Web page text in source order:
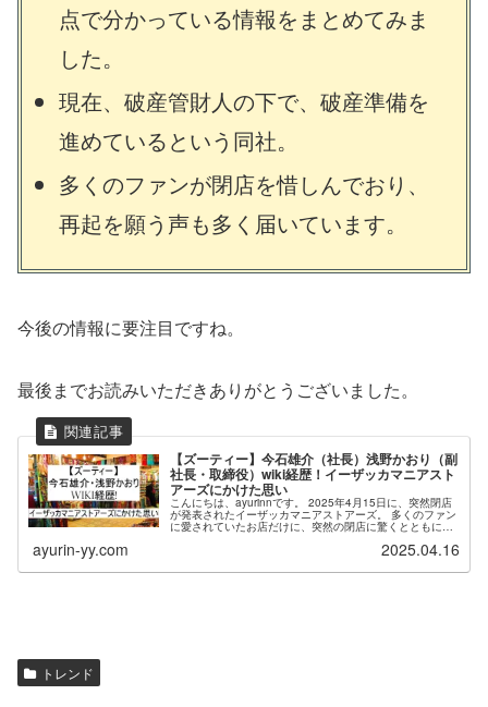
点で分かっている情報をまとめてみま
した。
現在、破産管財人の下で、破産準備を
進めているという同社。
多くのファンが閉店を惜しんでおり、
再起を願う声も多く届いています。
今後の情報に要注目ですね。
最後までお読みいただきありがとうございました。
【ズーティー】今石雄介（社長）浅野かおり（副
社長・取締役）wiki経歴！イーザッカマニアスト
アーズにかけた思い
こんにちは、ayurinnです。 2025年4月15日に、突然閉店
が発表されたイーザッカマニアストアーズ。 多くのファン
に愛されていたお店だけに、突然の閉店に驚くとともに、
閉店を惜しむ声が数多く寄せられています。 そんなイーザ
ayurin-yy.com 2025.04.16
トレンド